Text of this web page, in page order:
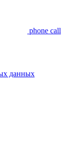
phone call
данных